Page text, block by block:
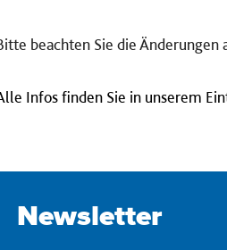
beachten Sie die Änderungen
Infos finden Sie in unserem
Newsletter